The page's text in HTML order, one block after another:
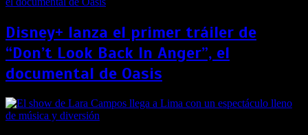
Disney+ lanza el primer tráiler de
“Don’t Look Back In Anger”, el
documental de Oasis